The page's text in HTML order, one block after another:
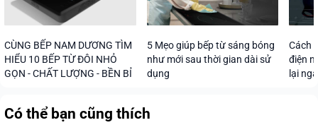
CÙNG BẾP NAM DƯƠNG TÌM
HIỂU 10 BẾP TỪ ĐÔI NHỎ
GỌN - CHẤT LƯỢNG - BỀN BỈ
5 Mẹo giúp bếp từ sáng bóng
như mới sau thời gian dài sử
dụng
Cách
điện
lại
Có thể bạn cũng thích